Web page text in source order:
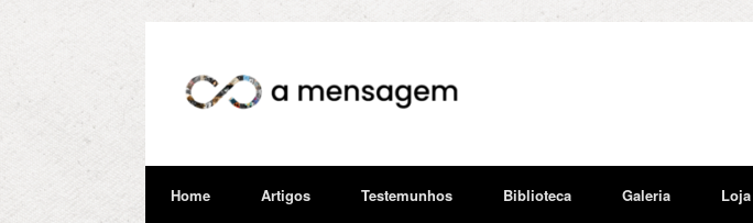
Home Artigos Testemunhos Biblioteca Galeria Loja